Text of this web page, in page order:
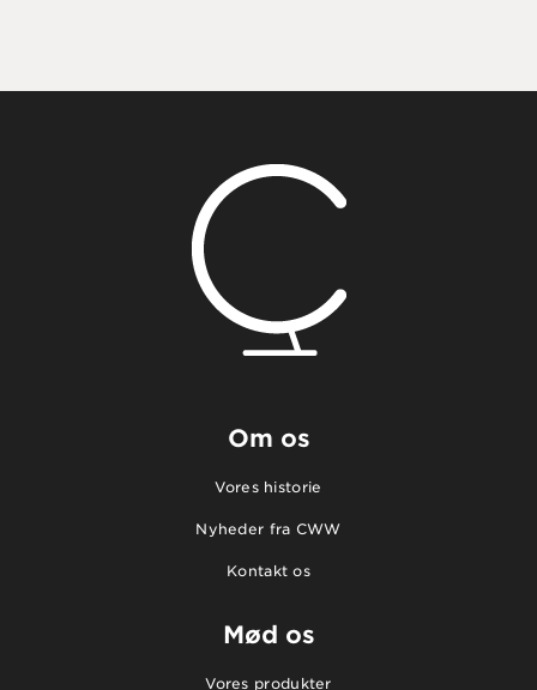
Om os
Vores historie
Nyheder fra CWW
Kontakt os
Mød os
Vores produkter